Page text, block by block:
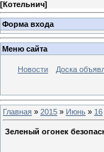
[Котельнич]
Форма входа
Меню сайта
Новости Доска
Главная » 2015 » Июнь » 16
Зеленый огонек